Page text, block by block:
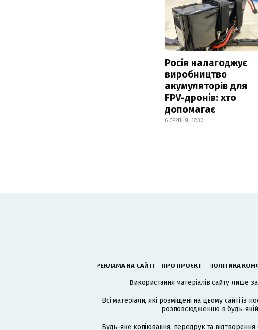
Росія налагоджує
виробництво
акумуляторів для
FPV-дронів: хто
допомагає
6 СЕРПНЯ, 17:30
РЕКЛАМА НА САЙТІ ПРО ПРОЄКТ ПОЛІТИКА
Використання матеріалів сайту лише
Всі матеріали, які розміщені на цьому сайті із
розповсюдженню в будь-якій
Будь-яке копіювання, передрук та